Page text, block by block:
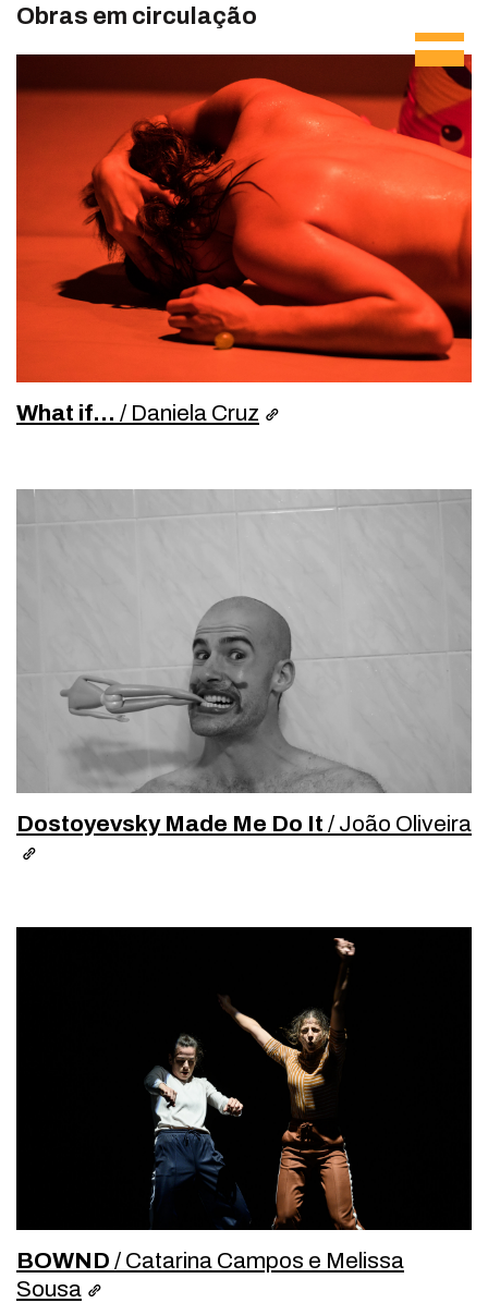
Obras em circulação
What if... / Daniela Cruz
Dostoyevsky Made Me Do It / João Oliveira
BOWND / Catarina Campos e Melissa
Sousa